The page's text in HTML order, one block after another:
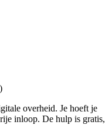
overheid. Je hoeft je
inloop. De hulp is gratis,